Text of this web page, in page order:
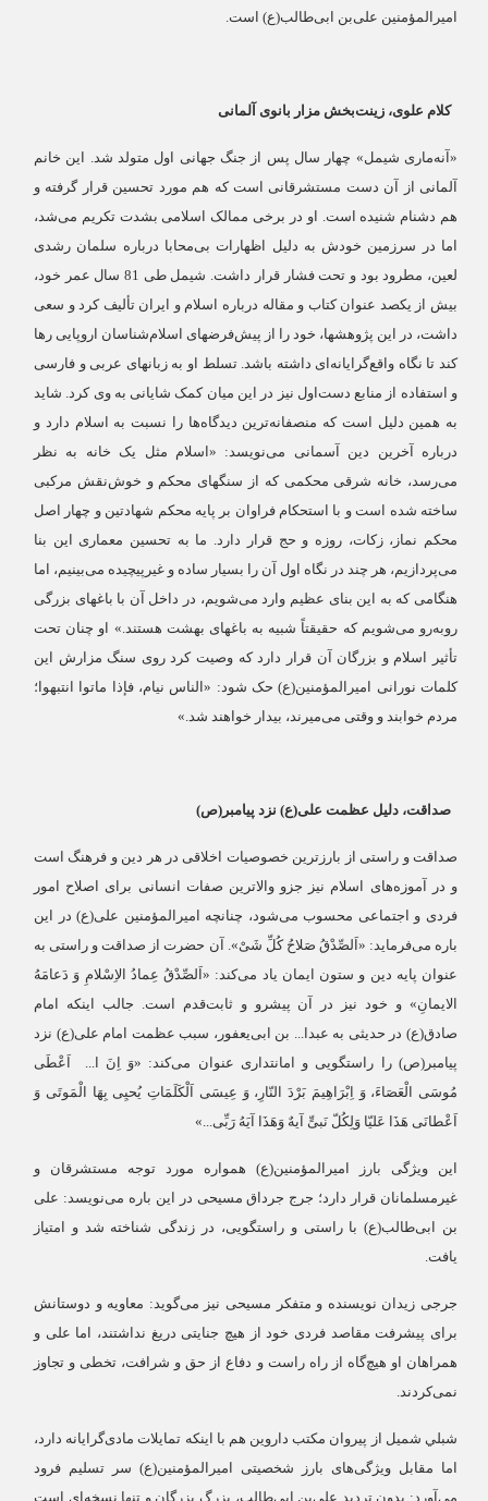
امیرالمؤمنین علی‌بن ابی‌طالب(ع) است.
کلام علوی، زینت‌بخش مزار بانوی آلمانی
«آنه‌ماری شیمل» چهار سال پس از جنگ جهانی اول متولد شد. این خانم
آلمانی از آن دست مستشرقانی است که هم مورد تحسین قرار گرفته و
هم دشنام شنیده است. او در برخی ممالک اسلامی بشدت تکریم می‌شد،
اما در سرزمین خودش به دلیل اظهارات بی‌محابا درباره سلمان رشدی
لعین، مطرود بود و تحت فشار قرار داشت. شیمل طی 81 سال عمر خود،
بیش از یکصد عنوان کتاب و مقاله درباره اسلام و ایران تألیف کرد و سعی
داشت، در این پژوهشها، خود را از پیش‌فرضهای اسلام‌شناسان اروپایی رها
کند تا نگاه واقع‌گرایانه‌ای داشته باشد. تسلط او به زبانهای عربی و فارسی
و استفاده از منابع دست‌اول نیز در این میان کمک شایانی به وی کرد. شاید
به همین دلیل است که منصفانه‌ترین دیدگاه‌ها را نسبت به اسلام دارد و
درباره آخرین دین آسمانی می‌نویسد: «اسلام مثل یک خانه به نظر
می‌رسد، خانه شرقی محکمی که از سنگهای محکم و خوش‌نقش مرکبی
ساخته شده است و با استحکام فراوان بر پایه محکم شهادتین و چهار اصل
محکم نماز، زکات، روزه و حج قرار دارد. ما به تحسین معماری این بنا
می‌پردازیم، هر چند در نگاه اول آن را بسیار ساده و غیرپیچیده می‌بینیم، اما
هنگامی که به این بنای عظیم وارد می‌شویم، در داخل آن با باغهای بزرگی
روبه‌رو می‌شویم که حقیقتاً شبیه به باغهای بهشت هستند.» او چنان تحت
تأثیر اسلام و بزرگان آن قرار دارد که وصیت کرد روی سنگ مزارش این
کلمات نورانی امیرالمؤمنین(ع) حک شود: «الناس نیام، فإذا ماتوا انتبهوا؛
مردم خوابند و وقتی می‌میرند، بیدار خواهند شد.»
صداقت، دلیل عظمت علی(ع) نزد پیامبر(ص)
صداقت و راستی از بارزترین خصوصیات اخلاقی در هر دین و فرهنگ است
و در آموزه‌های اسلام نیز جزو والاترین صفات انسانی برای اصلاح امور
فردی و اجتماعی محسوب می‌شود، چنانچه امیرالمؤمنین علی(ع) در این
باره می‌فرماید: «اَلصِّدْقُ صَلاحُ کُلِّ شَیْ». آن حضرت از صداقت و راستی به
عنوان پایه دین و ستون ایمان یاد می‌کند: «اَلصِّدْقُ عِمادُ الاِسْلامِ وَ دَعامَهُ
الایمانِ» و خود نیز در آن پیشرو و ثابت‌قدم است. جالب اینکه امام
صادق(ع) در حدیثی به عبدا... بن ابی‌یعفور، سبب عظمت امام علی(ع) نزد
پیامبر(ص) را راستگویی و امانتداری عنوان می‌کند: «وَ اِنَ ا... اَعْطَی
مُوسَی الْعَصَاءَ، وَ اِبْرَاهِیمَ بَرْدَ النّارِ، وَ عِیسَی اَلْکَلَمَاتِ یُحیِی بِهَا الْمَوتَی وَ
اَعْطانَی هَذَا عَلیّا وَلِکُلّ نَبیٍّ آیهٌ وَهَذَا آیَهُ رَبِّی...»
این ویژگی بارز امیرالمؤمنین(ع) همواره مورد توجه مستشرقان و
غیرمسلمانان قرار دارد؛ جرج جرداق مسیحی در این باره می‌نویسد: علی
بن ابی‌طالب(ع) با راستی و راستگویی، در زندگی شناخته شد و امتیاز
یافت.
جرجی زیدان نویسنده و متفکر مسیحی نیز می‌گوید: معاویه و دوستانش
برای پیشرفت مقاصد فردی خود از هیچ جنایتی دریغ نداشتند، اما علی و
همراهان او هیچ‌گاه از راه راست و دفاع از حق و شرافت، تخطی و تجاوز
نمی‌کردند.
شبلي شميل از پیروان مکتب داروین هم با اینکه تمایلات مادی‌گرایانه دارد،
اما مقابل ویژگی‌های بارز شخصیتی امیرالمؤمنین(ع) سر تسلیم فرود
می‌آورد: بدون تردید علی‌بن ابی‌طالب، بزرگ بزرگان و تنها نسخه‌ای است